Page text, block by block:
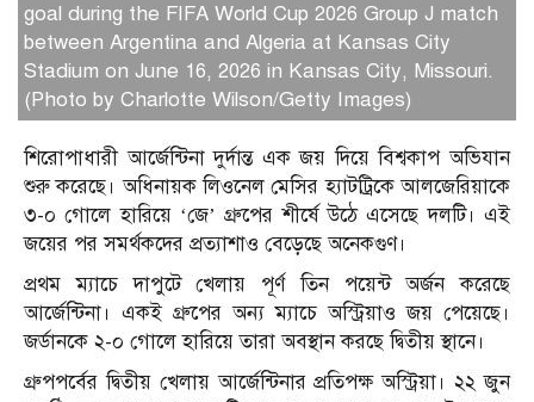
goal during the FIFA World Cup 2026 Group J match
between Argentina and Algeria at Kansas City
Stadium on June 16, 2026 in Kansas City, Missouri.
(Photo by Charlotte Wilson/Getty Images)
শিরোপাধারী আর্জেন্টিনা দুর্দান্ত এক জয় দিয়ে বিশ্বকাপ অভিযান
শুরু করেছে। অধিনায়ক লিওনেল মেসির হ্যাটট্রিকে আলজেরিয়াকে
৩-০ গোলে হারিয়ে ‘জে’ গ্রুপের শীর্ষে উঠে এসেছে দলটি। এই
জয়ের পর সমর্থকদের প্রত্যাশাও বেড়েছে অনেকগুণ।
প্রথম ম্যাচে দাপুটে খেলায় পূর্ণ তিন পয়েন্ট অর্জন করেছে
আর্জেন্টিনা। একই গ্রুপের অন্য ম্যাচে অস্ট্রিয়াও জয় পেয়েছে।
জর্ডানকে ২-০ গোলে হারিয়ে তারা অবস্থান করছে দ্বিতীয় স্থানে।
গ্রুপপর্বের দ্বিতীয় খেলায় আর্জেন্টিনার প্রতিপক্ষ অস্ট্রিয়া। ২২ জুন